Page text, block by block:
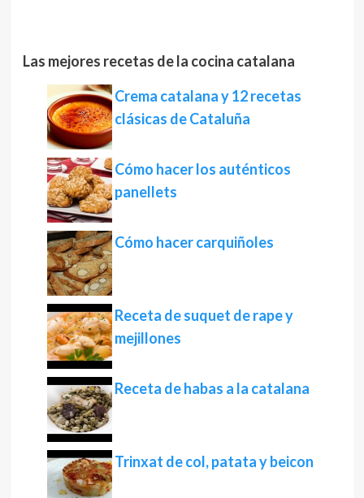
Las mejores recetas de la cocina catalana
Crema catalana y 12 recetas
clásicas de Cataluña
Cómo hacer los auténticos
panellets
Cómo hacer carquiñoles
Receta de suquet de rape y
mejillones
Receta de habas a la catalana
Trinxat de col, patata y beicon